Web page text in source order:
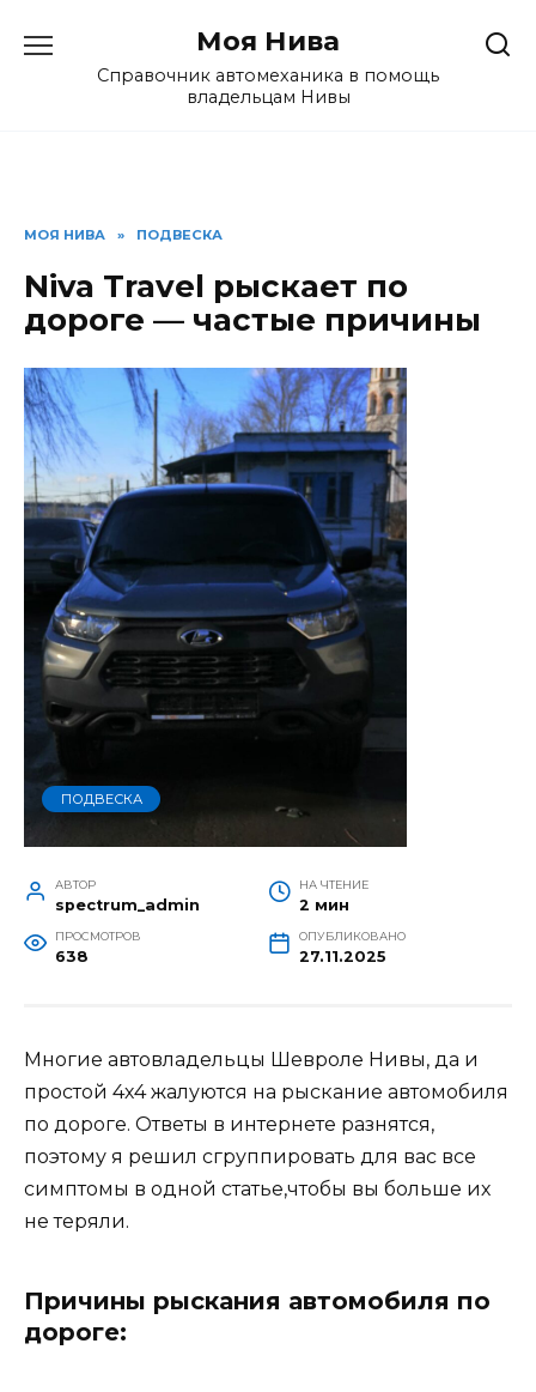
содержанию
Моя Нива
Справочник автомеханика в помощь
владельцам Нивы
МОЯ НИВА » ПОДВЕСКА
Niva Travel рыскает по
дороге — частые причины
ПОДВЕСКА
АВТОР
spectrum_admin
НА ЧТЕНИЕ
2 мин
ПРОСМОТРОВ
638
ОПУБЛИКОВАНО
27.11.2025
Многие автовладельцы Шевроле Нивы, да и
простой 4х4 жалуются на рыскание автомобиля
по дороге. Ответы в интернете разнятся,
поэтому я решил сгруппировать для вас все
симптомы в одной статье,чтобы вы больше их
не теряли.
Причины рыскания автомобиля по
дороге: